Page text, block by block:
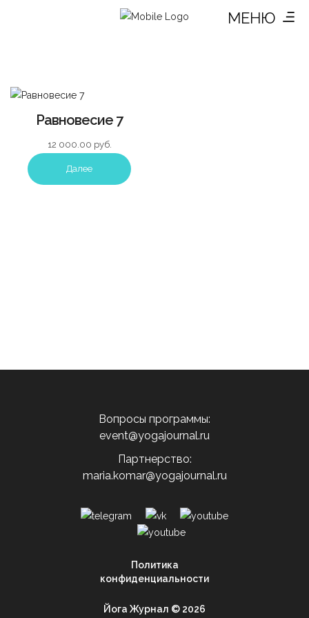
МЕНЮ
Равновесие 7
12 000.00 руб.
Далее
Вопросы программы:
event@yogajournal.ru
Партнерство:
maria.komar@yogajournal.ru
Политика
конфиденциальности
Йога Журнал © 2026